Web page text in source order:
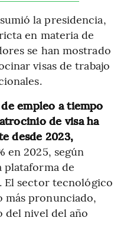
la presidencia,
en materia de
se han mostrado
visas de trabajo
empleo a tiempo
de visa ha
desde 2023,
en 2025, según
plataforma de
El sector tecnológico
más pronunciado,
del nivel del año